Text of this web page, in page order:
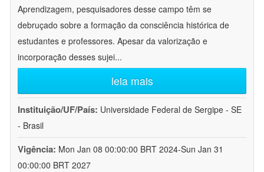
Aprendizagem, pesquisadores desse campo têm se
debruçado sobre a formação da consciência histórica de
estudantes e professores. Apesar da valorização e
incorporação desses sujei...
leia mais
Instituição/UF/País: Universidade Federal de Sergipe - SE
- Brasil
Vigência: Mon Jan 08 00:00:00 BRT 2024-Sun Jan 31
00:00:00 BRT 2027